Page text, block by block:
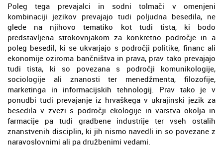
Poleg tega prevajalci in sodni tolmači v omenjeni
kombinaciji jezikov prevajajo tudi poljudna besedila, ne
glede na njihovo tematiko kot tudi tista, ki bodo
predstavljena strokovnjakom za konkretno področje in a
poleg besedil, ki se ukvarjajo s področji politike, financ ali
ekonomije oziroma bančništva in prava, prav tako prevajajo
tudi tista, ki so povezana s področji komunikologije,
sociologije ali znanosti ter menedžmenta, filozofije,
marketinga in informacijskih tehnologij. Prav tako je v
ponudbi tudi prevajanje iz hrvaškega v ukrajinski jezik za
besedila v zvezi s področji ekologije in varstva okolja in
farmacije pa tudi gradbene industrije ter vseh ostalih
znanstvenih disciplin, ki jih nismo navedli in so povezane z
naravoslovnimi ali pa družbenimi vedami.